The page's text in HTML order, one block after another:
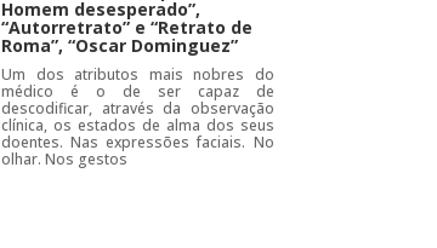
Homem desesperado”,
“Autorretrato” e “Retrato de
Roma”, “Oscar Dominguez”
Um dos atributos mais nobres do
médico é o de ser capaz de
descodificar, através da observação
clínica, os estados de alma dos seus
doentes. Nas expressões faciais. No
olhar. Nos gestos